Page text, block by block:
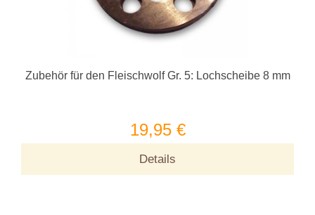
Zubehör für den Fleischwolf Gr. 5: Lochscheibe 8 mm
19,95 €
Details